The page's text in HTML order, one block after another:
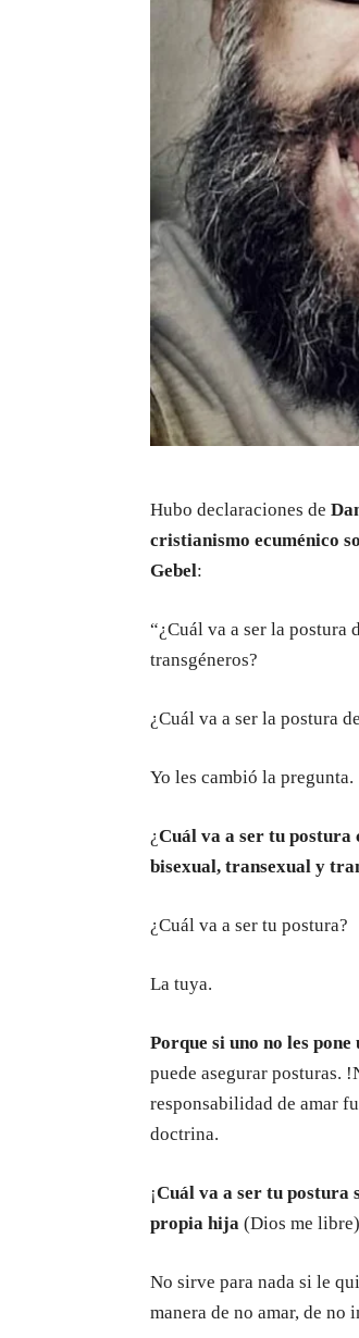
Hubo declaraciones de
cristianismo ecuménico
Gebel:
“¿Cuál va a ser la postura
transgéneros?
¿Cuál va a ser la postura
Yo les cambió la pregunta.
¿Cuál va a ser tu postura
bisexual, transexual y
¿Cuál va a ser tu postura?
La tuya.
Porque si uno no les
puede asegurar posturas.
responsabilidad de amar
doctrina.
¡Cuál va a ser tu postura
propia hija (Dios me libre)
No sirve para nada si le
manera de no amar, de no